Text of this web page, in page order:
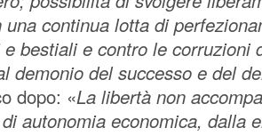
continua lotta di
bestiali e contro le corruzioni
demonio del successo e del
dopo: «La libertà non
autonomia economica, dalla